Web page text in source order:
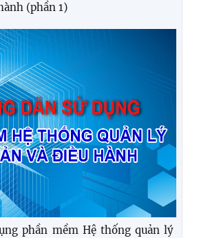
(phần 1)
phần mềm Hệ thống quản lý